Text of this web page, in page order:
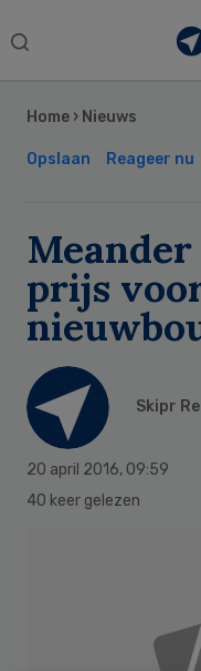
Search
Home › Nieuws
Opslaan Reageer nu
prijs voor
Skipr
20 april 2016, 09:59
40 keer gelezen
Sidebar